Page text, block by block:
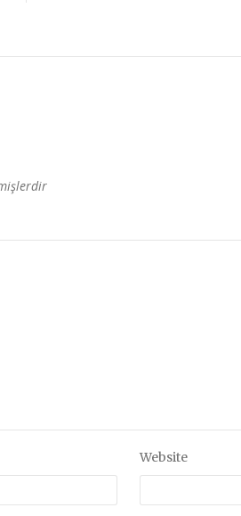
Website